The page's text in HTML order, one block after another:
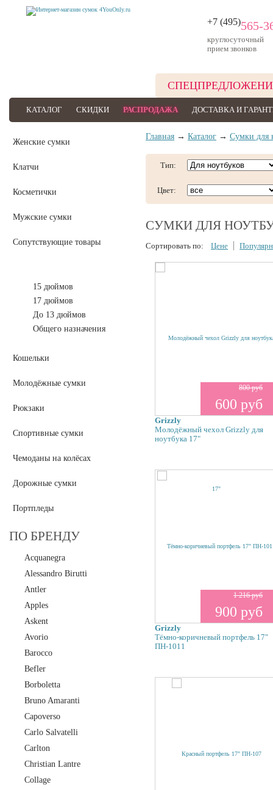
+7 (495)565-
круглосуточный
прием звонков
КАТАЛОГ СКИДКИ РАСПРОДАЖА ДОСТАВКА И
Женские сумки
Клатчи
Косметички
Мужские сумки
Сопутствующие товары
15 дюймов
17 дюймов
До 13 дюймов
Общего назначения
Кошельки
Молодёжные сумки
Рюкзаки
Спортивные сумки
Чемоданы на колёсах
Дорожные сумки
Портпледы
ПО БРЕНДУ
Acquanegra
Alessandro Birutti
Antler
Apples
Askent
Avorio
Barocco
Befler
Borboletta
Bruno Amaranti
Capoverso
Carlo Salvatelli
Carlton
Christian Lantre
Collage
Главная → Каталог → Сумки для
Тип:
Цвет:
СУМКИ ДЛЯ
Сортировать по: Цене
800 руб
600 руб
Grizzly
Молодёжный чехол Grizzly для
ноутбука 17"
1 216 руб
900 руб
Grizzly
Тёмно-коричневый портфель 17"
ПН-1011